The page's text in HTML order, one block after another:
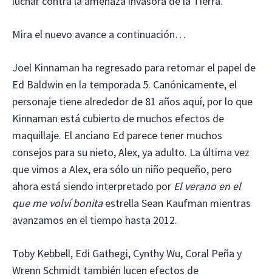
Mira el nuevo avance a continuación…
Joel Kinnaman ha regresado para retomar el papel de
Ed Baldwin en la temporada 5. Canónicamente, el
personaje tiene alrededor de 81 años aquí, por lo que
Kinnaman está cubierto de muchos efectos de
maquillaje. El anciano Ed parece tener muchos
consejos para su nieto, Alex, ya adulto. La última vez
que vimos a Alex, era sólo un niño pequeño, pero
ahora está siendo interpretado por El verano en el
que me volví bonitaestrella Sean Kaufman mientras
avanzamos en el tiempo hasta 2012.
Toby Kebbell, Edi Gathegi, Cynthy Wu, Coral Peña y
Wrenn Schmidt también lucen efectos de